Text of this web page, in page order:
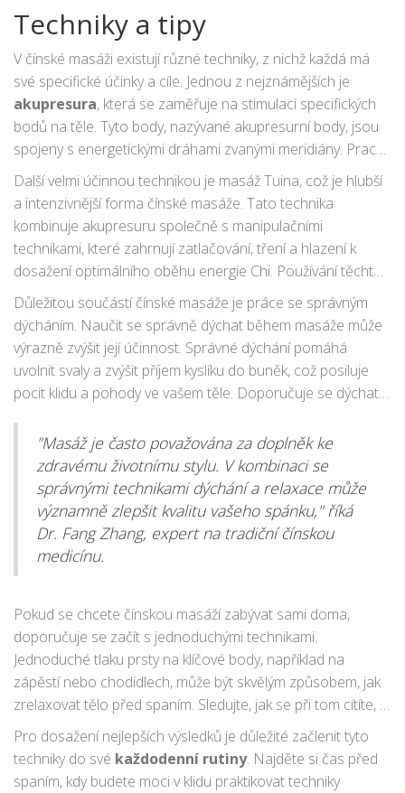
podpoří jak fyzická, tak psychická pohoda
Techniky a tipy
V čínské masáži existují různé techniky, z nichž každá má
své specifické účinky a cíle. Jednou z nejznámějších je
akupresura, která se zaměřuje na stimulaci specifických
bodů na těle. Tyto body, nazývané akupresurní body, jsou
spojeny s energetickými dráhami zvanými meridiány. Pracují
na principu uvolňování blokád v toku energie, čímž
podporují rovnováhu a harmonii v těle. Podle tradiční
čínské medicíny mohou blokády v těchto drahách vést k
různým zdravotním problémům, včetně poruch spánku.
Další velmi účinnou technikou je masáž Tuina, což je hlubší
a intenzivnější forma čínské masáže. Tato technika
kombinuje akupresuru společně s manipulačními
technikami, které zahrnují zatlačování, tření a hlazení k
dosažení optimálního oběhu energie Chi. Používání těchto
technik spolu vytváří plynulý tok energie a přispívá k hluboké
relaxaci, což je klíčové pro kvalitní spánek. Maséři tuto
techniku často používají v kombinaci s bylinami a léčivými
oleji pro dosažení maximálního účinku.
Důležitou součástí čínské masáže je práce se správným
dýcháním. Naučit se správně dýchat během masáže může
výrazně zvýšit její účinnost. Správné dýchání pomáhá
uvolnit svaly a zvýšit příjem kyslíku do buněk, což posiluje
pocit klidu a pohody ve vašem těle. Doporučuje se dýchat
a výdech. Během masáže se snažíte synchronizovat tempo
svého dýchání s pohyby maséra, což může vést k hlubšímu
uvolnění a lepšímu spánku.
"Masáž je často považována za doplněk ke
zdravému životnímu stylu. V kombinaci se
správnými technikami dýchání a relaxace může
významně zlepšit kvalitu vašeho spánku," říká
Dr. Fang Zhang, expert na tradiční čínskou
medicínu.
Pokud se chcete čínskou masáží zabývat sami doma,
doporučuje se začít s jednoduchými technikami.
Jednoduché tlaku prsty na klíčové body, například na
zápěstí nebo chodidlech, může být skvělým způsobem, jak
zrelaxovat tělo před spaním. Sledujte, jak se při tom cítíte, a
upravte tlak podle svých potřeb. Nepoužívejte příliš síly, aby
nedošlo k podráždění.
Pro dosažení nejlepších výsledků je důležité začlenit tyto
techniky do své každodenní rutiny. Najděte si čas před
spaním, kdy budete moci v klidu praktikovat techniky